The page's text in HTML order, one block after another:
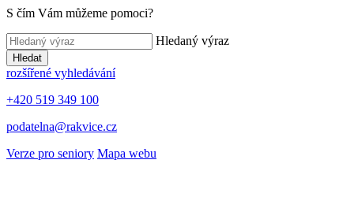
S čím Vám můžeme pomoci?
Hledaný výraz
Hledat
rozšířené vyhledávání
+420 519 349 100
podatelna@rakvice.cz
Verze pro seniory Mapa webu